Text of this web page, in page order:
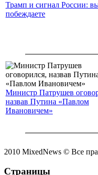
Трамп и сигнал России:
побеждаете
Министр Патрушев
назвав Путина «Павлом
Ивановичем»
2010 MixedNews © Все
Страницы